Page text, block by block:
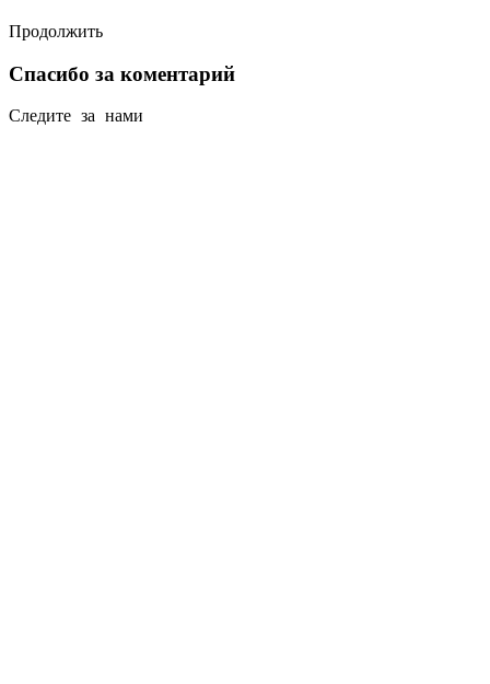
Продолжить
Спасибо за коментарий
Следите за нами